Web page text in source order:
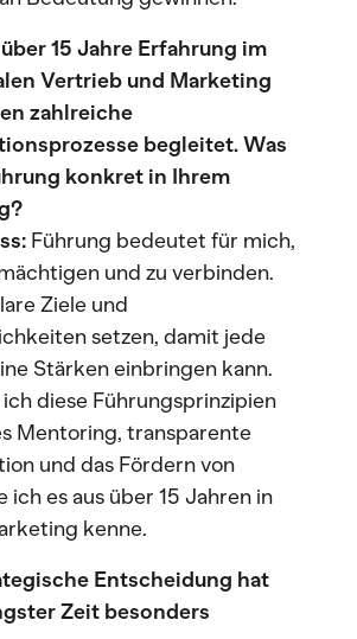
15 Jahre Erfahrung im
Vertrieb und Marketing
zahlreiche
begleitet. Was
konkret in Ihrem
Führung bedeutet für mich,
und zu verbinden.
Ziele und
setzen, damit jede
Stärken einbringen kann.
diese Führungsprinzipien
Mentoring, transparente
und das Fördern von
ich es aus über 15 Jahren in
kenne.
Entscheidung hat
Zeit besonders